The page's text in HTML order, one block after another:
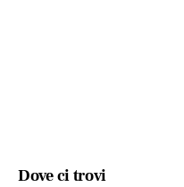
Dove ci trovi